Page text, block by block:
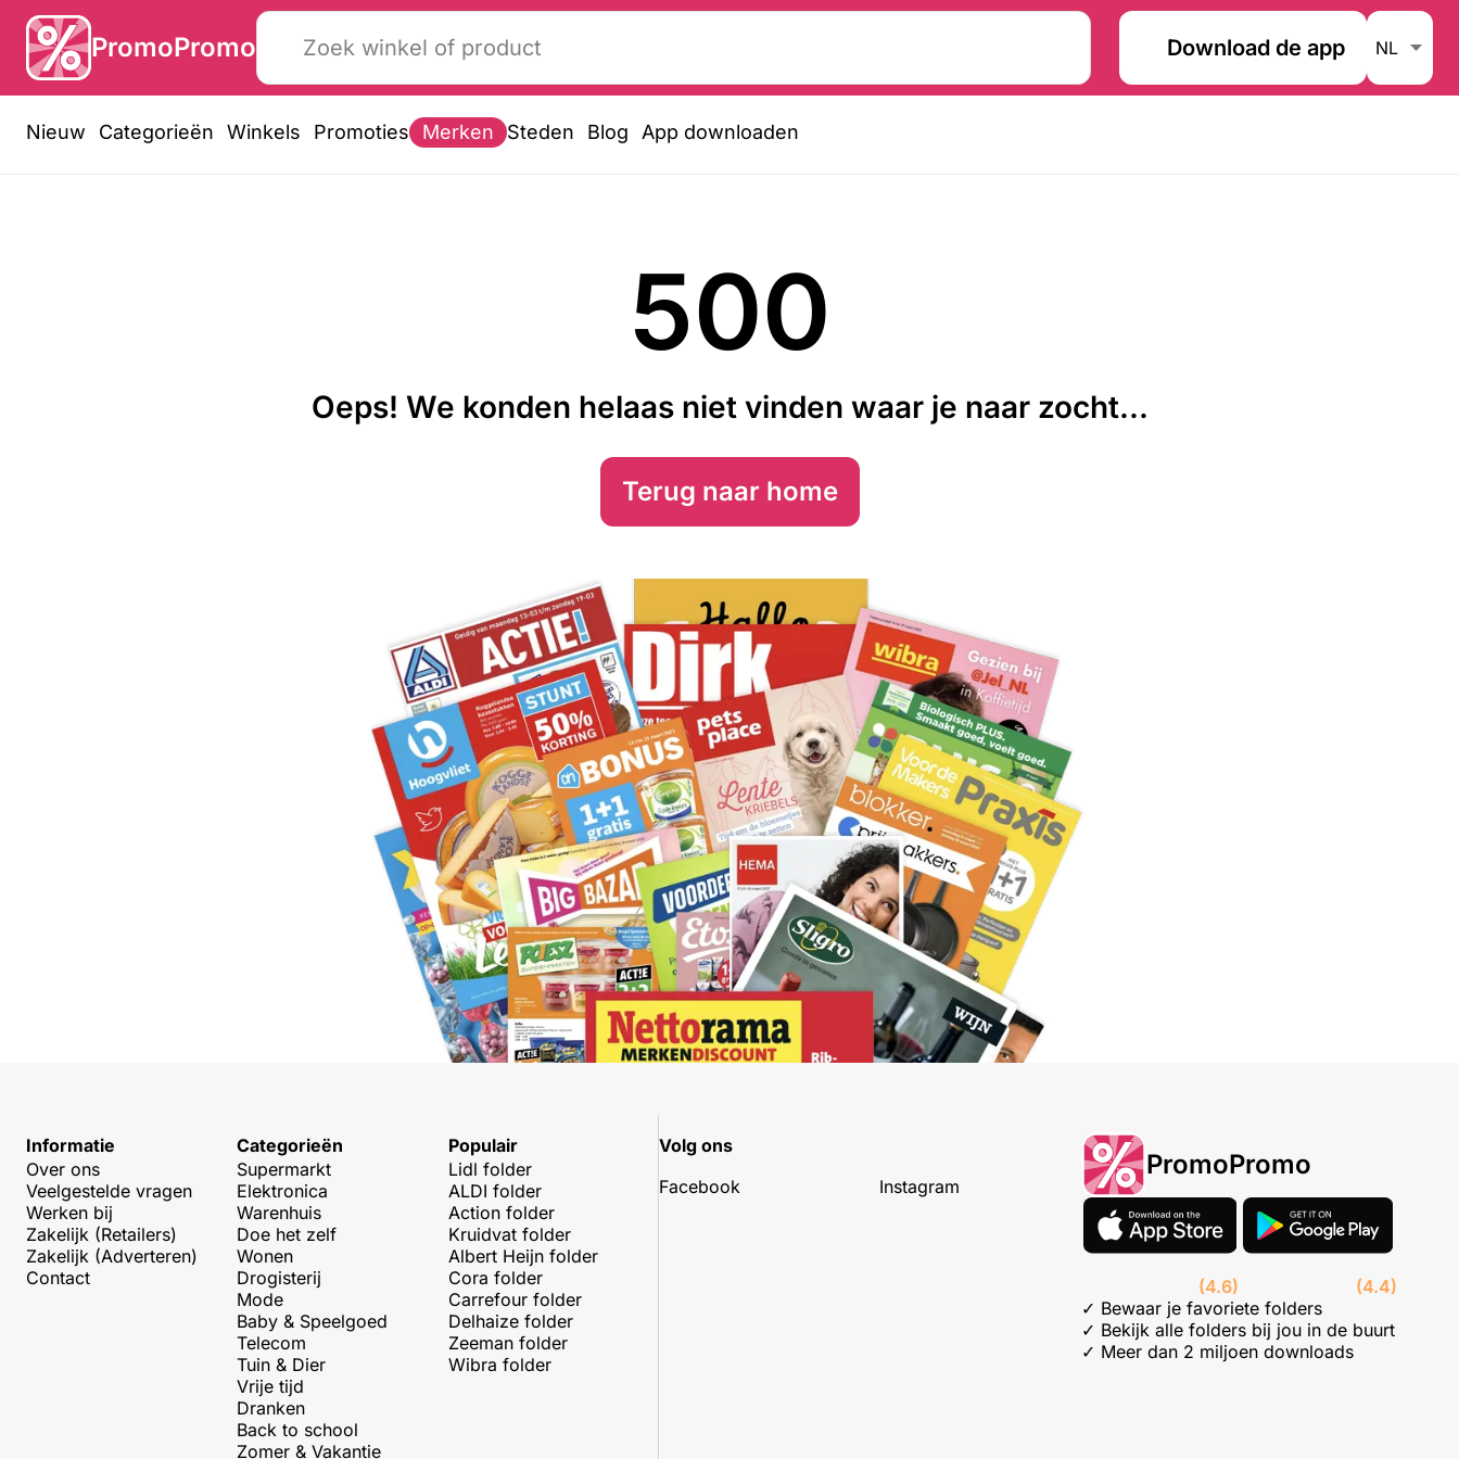
PromoPromo Download de app
Nieuw Categorieën Winkels Promoties Merken Steden Blog App downloaden
500
Oeps! We konden helaas niet vinden waar je naar zocht...
Terug naar home
Informatie
Over ons
Veelgestelde vragen
Werken bij
Zakelijk (Retailers)
Zakelijk (Adverteren)
Contact
Categorieën
Supermarkt
Elektronica
Warenhuis
Doe het zelf
Wonen
Drogisterij
Mode
Baby & Speelgoed
Telecom
Tuin & Dier
Vrije tijd
Dranken
Back to school
Zomer & Vakantie
Populair
Lidl folder
ALDI folder
Action folder
Kruidvat folder
Albert Heijn folder
Cora folder
Carrefour folder
Delhaize folder
Zeeman folder
Wibra folder
Volg ons
Facebook
Instagram
PromoPromo
(4.6)
(4.4)
✓ Bewaar je favoriete folders
✓ Bekijk alle folders bij jou in de buurt
✓ Meer dan 2 miljoen downloads